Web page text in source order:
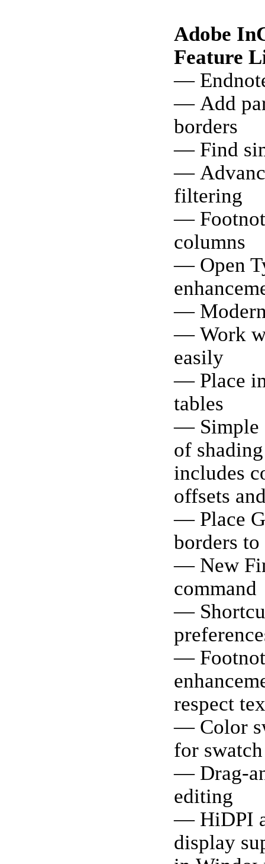
Adobe
Feature
—
— Add
borders
— Find
—
filtering
—
columns
— Open
—
— Work
easily
— Place
tables
— Simple
of
includes
offsets
— Place
borders to
— New
command
—
—
respect
— Color
for
— Drag-
editing
— HiDPI
display